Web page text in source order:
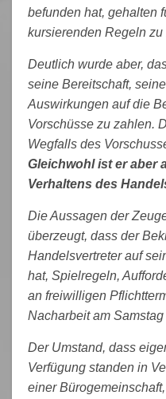
befunden hat, gehalten
kursierenden Regeln zu
Deutlich wurde aber,
seine Bereitschaft,
Auswirkungen auf die
Vorschüsse zu zahlen.
Wegfalls des
Gleichwohl ist er aber
Verhaltens des
Die Aussagen der
überzeugt, dass der
Handelsvertreter auf
hat, Spielregeln,
an freiwilligen
Nacharbeit am
Der Umstand, dass
Verfügung standen in
einer